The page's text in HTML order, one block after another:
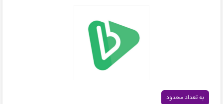
به تعداد محدود